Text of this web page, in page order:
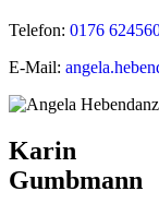
Telefon: 0176
E-Mail:
Karin
Gumbmann